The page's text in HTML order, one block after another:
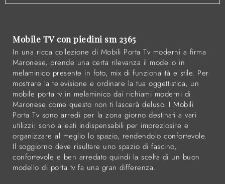
Mobile TV con piedini sm 2365
In una ricca collezione di Mobili Porta Tv moderni a firma
Maronese, prende una certa rilevanza il modello in
melaminico presente in foto, mix di funzionalità e stile. Per
mostrare la televisione e ordinare la tua oggettistica, un
mobile porta tv in melaminico dai richiami moderni di
Maronese come questo non ti lascerà deluso. I Mobili
Porta Tv sono arredi per la zona giorno destinati a vari
utilizzi: sono alleati indispensabili per impreziosire e
organizzare al meglio lo spazio, rendendolo confortevole.
Il soggiorno deve risultare uno spazio di fascino,
confortevole e ben arredato quindi la scelta di un buon
modello di porta tv fa una gran differenza.